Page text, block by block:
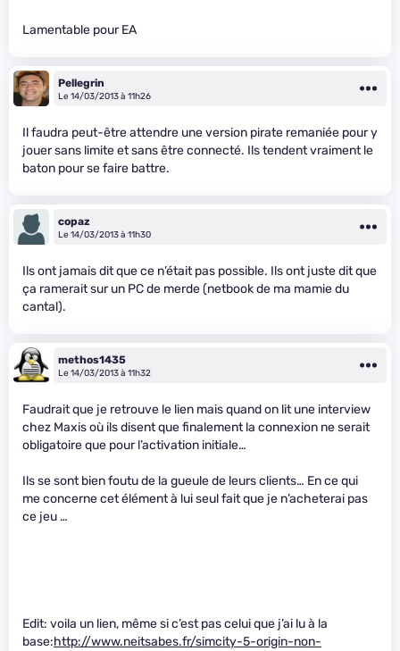
Lamentable pour EA
Pellegrin
Le 14/03/2013 à 11h26
Il faudra peut-être attendre une version pirate remaniée pour y
jouer sans limite et sans être connecté. Ils tendent vraiment le
baton pour se faire battre.
copaz
Le 14/03/2013 à 11h30
Ils ont jamais dit que ce n’était pas possible. Ils ont juste dit que
ça ramerait sur un PC de merde (netbook de ma mamie du
cantal).
methos1435
Le 14/03/2013 à 11h32
Faudrait que je retrouve le lien mais quand on lit une interview
chez Maxis où ils disent que finalement la connexion ne serait
obligatoire que pour l’activation initiale…
Ils se sont bien foutu de la gueule de leurs clients… En ce qui
me concerne cet élément à lui seul fait que je n’acheterai pas
ce jeu …
Edit: voila un lien, même si c’est pas celui que j’ai lu à la
base:http://www.neitsabes.fr/simcity-5-origin-non-